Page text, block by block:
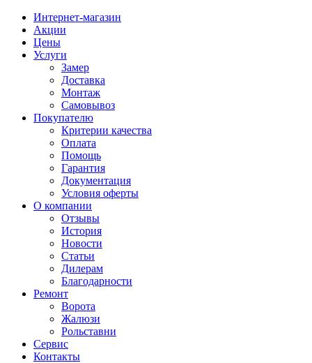
Интернет-магазин
Акции
Цены
Услуги
Замер
Доставка
Монтаж
Самовывоз
Покупателю
Критерии качества
Оплата
Помощь
Гарантия
Документация
Условия оферты
О компании
Отзывы
История
Новости
Статьи
Дилерам
Благодарности
Ремонт
Ворота
Жалюзи
Рольставни
Сервис
Контакты